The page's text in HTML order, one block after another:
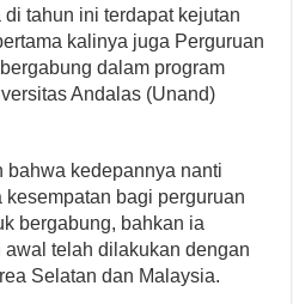
tahun ini terdapat kejutan
kalinya juga Perguruan
dalam program
Andalas (Unand)
bahwa kedepannya nanti
bagi perguruan
bergabung, bahkan ia
telah dilakukan dengan
Selatan dan Malaysia.